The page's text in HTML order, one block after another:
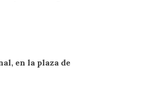
en la plaza de